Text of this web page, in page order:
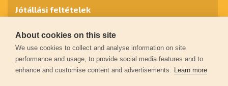
Jótállási feltételek
Személyes adatok védelme
Kapcsolat
About cookies on this site
We use cookies to collect and analyse information on site
performance and usage, to provide social media features and to
enhance and customise content and advertisements. Learn more